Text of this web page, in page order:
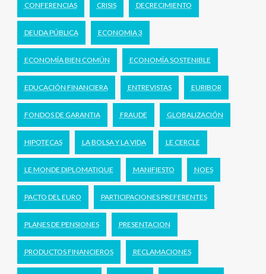
CONFERENCIAS CRISIS DECRECIMIENTO
DEUDA PÚBLICA ECONOMIA 3
ECONOMÍA BIEN COMÚN ECONOMÍA SOSTENIBLE
EDUCACIÓN FINANCIERA ENTREVISTAS EURIBOR
FONDOS DE GARANTIA FRAUDE GLOBALIZACIÓN
HIPOTECAS LA BOLSA Y LA VIDA LE CERCLE
LE MONDE DIPLOMATIQUE MANIFIESTO NOES
PACTO DEL EURO PARTICIPACIONES PREFERENTES
PLANES DE PENSIONES PRESENTACION
PRODUCTOS FINANCIEROS RECLAMACIONES